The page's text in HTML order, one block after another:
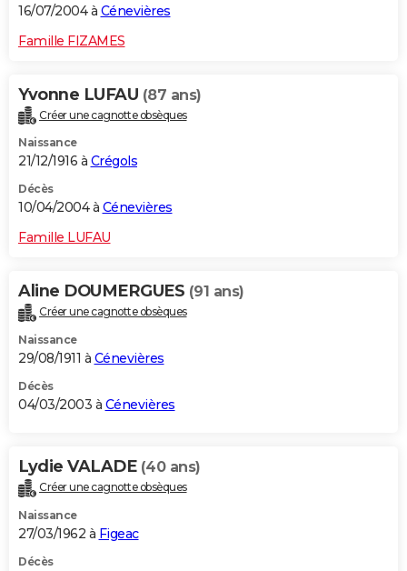
16/07/2004 à Cénevières
Famille FIZAMES
Yvonne LUFAU (87 ans)
Créer une cagnotte obsèques
Naissance
21/12/1916 à Crégols
Décès
10/04/2004 à Cénevières
Famille LUFAU
Aline DOUMERGUES (91 ans)
Créer une cagnotte obsèques
Naissance
29/08/1911 à Cénevières
Décès
04/03/2003 à Cénevières
Lydie VALADE (40 ans)
Créer une cagnotte obsèques
Naissance
27/03/1962 à Figeac
Décès